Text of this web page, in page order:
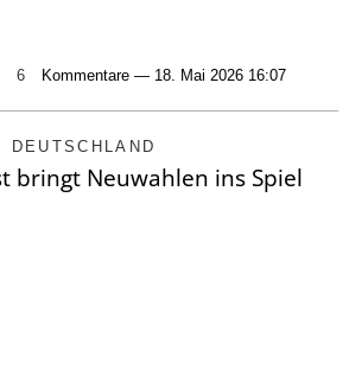
6 Kommentare — 18. Mai 2026 16:07
DEUTSCHLAND
bringt Neuwahlen ins Spiel